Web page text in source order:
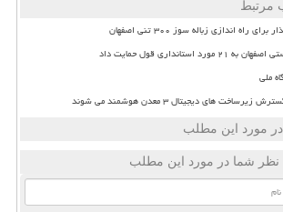
مرتبط
اندازی زباله سوز ۳۰۰ تنی اصفهان
قول حمایت داد
ملی
در مورد این مطلب
نظر شما در مورد این مطلب